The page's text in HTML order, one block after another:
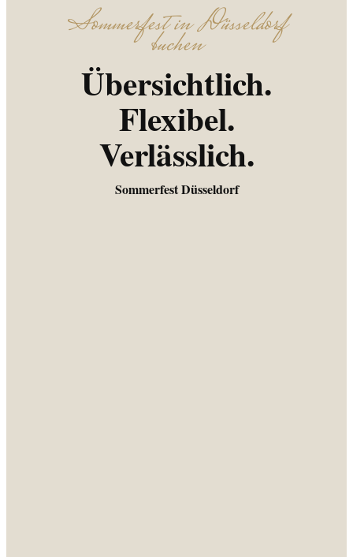
Sommerfest in Düsseldorf
buchen
Übersichtlich.
Flexibel.
Verlässlich.
Sommerfest Düsseldorf